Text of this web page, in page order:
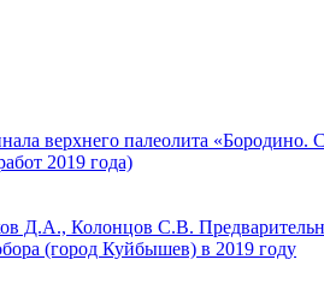
верхнего палеолита «Бородино.
2019 года)
Д.А., Колонцов С.В.
(город Куйбышев) в 2019 году